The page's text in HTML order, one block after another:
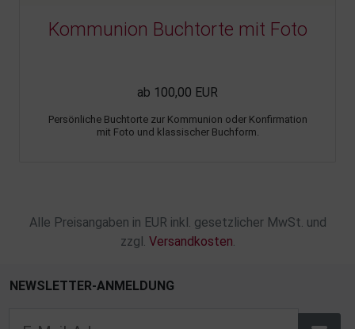
Kommunion Buchtorte mit Foto
ab 100,00 EUR
Persönliche Buchtorte zur Kommunion oder Konfirmation
mit Foto und klassischer Buchform.
Alle Preisangaben in EUR inkl. gesetzlicher MwSt. und
zzgl. Versandkosten.
NEWSLETTER-ANMELDUNG